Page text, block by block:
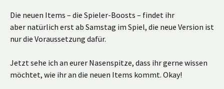
Die neuen Items – die Spieler-Boosts – findet ihr
aber natürlich erst ab Samstag im Spiel, die neue Version ist
nur die Voraussetzung dafür.
Jetzt sehe ich an eurer Nasenspitze, dass ihr gerne wissen
möchtet, wie ihr an die neuen Items kommt. Okay!